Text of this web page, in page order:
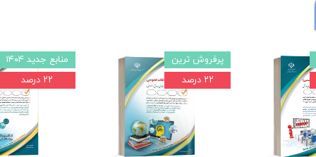
کاملترین منبع
۱۲ درصد
۲۲ درصد